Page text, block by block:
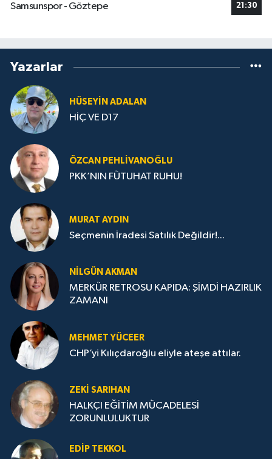
Samsunspor - Göztepe
21:30
Yazarlar
HÜSEYIN ADALAN
HİÇ VE D17
ÖZCAN PEHLIVANOĞLU
PKK’NIN FÜTUHAT RUHU!
MURAT AYDIN
Seçmenin İradesi Satılık Değildir!...
NILGÜN AKMAN
MERKÜR RETROSU KAPIDA: ŞİMDİ HAZIRLIK
ZAMANI
MEHMET YÜCEER
CHP’yi Kılıçdaroğlu eliyle ateşe attılar.
ZEKI SARIHAN
HALKÇI EĞİTİM MÜCADELESİ
ZORUNLULUKTUR
EDIP TEKKOL